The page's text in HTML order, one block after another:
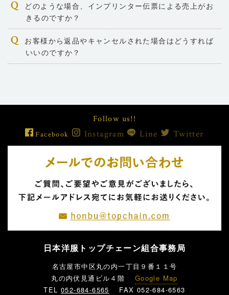
どのような場合、インプリンター伝票による売上がお
きるのですか？
お客様から返品やキャンセルされた場合はどうすれば
いいのですか？
Follow us!!
Facebook Instagram Line Twitter
日本洋服トップチェーン組合事務局
名古屋市中区丸の内一丁目９番１１号
丸の内伏見通ビル４階
Google Map
TEL 052-684-6565 FAX 052-684-6563